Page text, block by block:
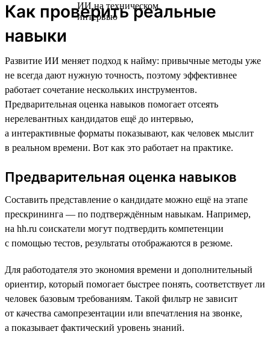
Как проверить реальные
навыки
Развитие ИИ меняет подход к найму: привычные методы уже
не всегда дают нужную точность, поэтому эффективнее
работает сочетание нескольких инструментов.
Предварительная оценка навыков помогает отсеять
нерелевантных кандидатов ещё до интервью,
а интерактивные форматы показывают, как человек мыслит
в реальном времени. Вот как это работает на практике.
Предварительная оценка навыков
Составить представление о кандидате можно ещё на этапе
прескрининга — по подтверждённым навыкам. Например,
на hh.ru соискатели могут подтвердить компетенции
с помощью тестов, результаты отображаются в резюме.
Для работодателя это экономия времени и дополнительный
ориентир, который помогает быстрее понять, соответствует ли
человек базовым требованиям. Такой фильтр не зависит
от качества самопрезентации или впечатления на звонке,
а показывает фактический уровень знаний.